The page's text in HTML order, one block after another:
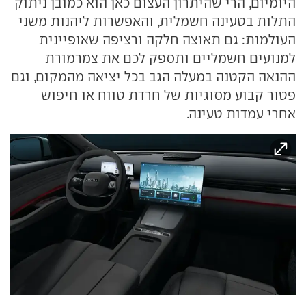
התלות בטעינה חשמלית, והאפשרות ליהנות משני
העולמות: גם תאוצה חלקה ורציפה שאופיינית
למנועים חשמליים ותספק לכם את צמרמורת
ההנאה הקטנה במעלה הגב בכל יציאה מהמקום, וגם
פטור קבוע מסוגיות של חרדת טווח או חיפוש
אחרי עמדות טעינה.